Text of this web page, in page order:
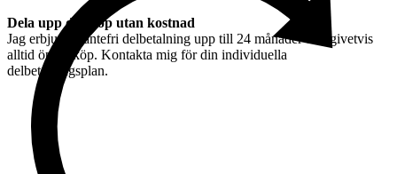
Dela upp ditt köp utan kostnad
Jag erbjuder räntefri delbetalning upp till 24 månader och givetvis
alltid öppet köp. Kontakta mig för din individuella
delbetalningsplan.